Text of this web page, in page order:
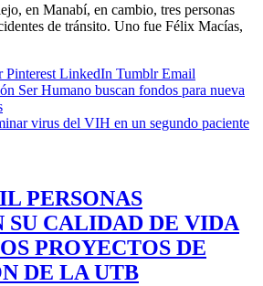
en Manabí, en cambio, tres personas
de tránsito. Uno fue Félix Macías,
Pinterest LinkedIn Tumblr Email
Ser Humano buscan fondos para nueva
virus del VIH en un segundo paciente
PERSONAS
SU CALIDAD DE VIDA
PROYECTOS DE
DE LA UTB